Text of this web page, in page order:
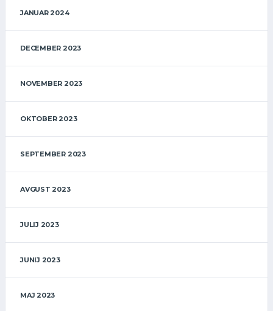
JANUAR 2024
DECEMBER 2023
NOVEMBER 2023
OKTOBER 2023
SEPTEMBER 2023
AVGUST 2023
JULIJ 2023
JUNIJ 2023
MAJ 2023